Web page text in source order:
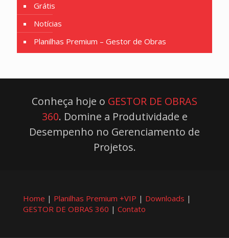
Grátis
Notícias
Planilhas Premium – Gestor de Obras
Conheça hoje o GESTOR DE OBRAS
360. Domine a Produtividade e
Desempenho no Gerenciamento de
Projetos.
Home | Planilhas Premium +VIP | Downloads |
GESTOR DE OBRAS 360 | Contato